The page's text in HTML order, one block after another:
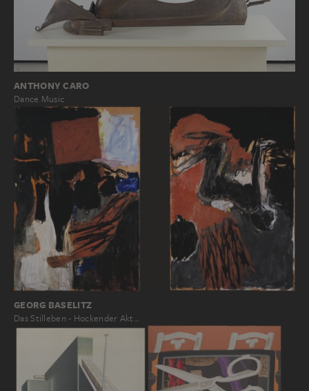
ANTHONY CARO
Dance Music
GEORG BASELITZ
Das Stilleben - Hockender Akt…